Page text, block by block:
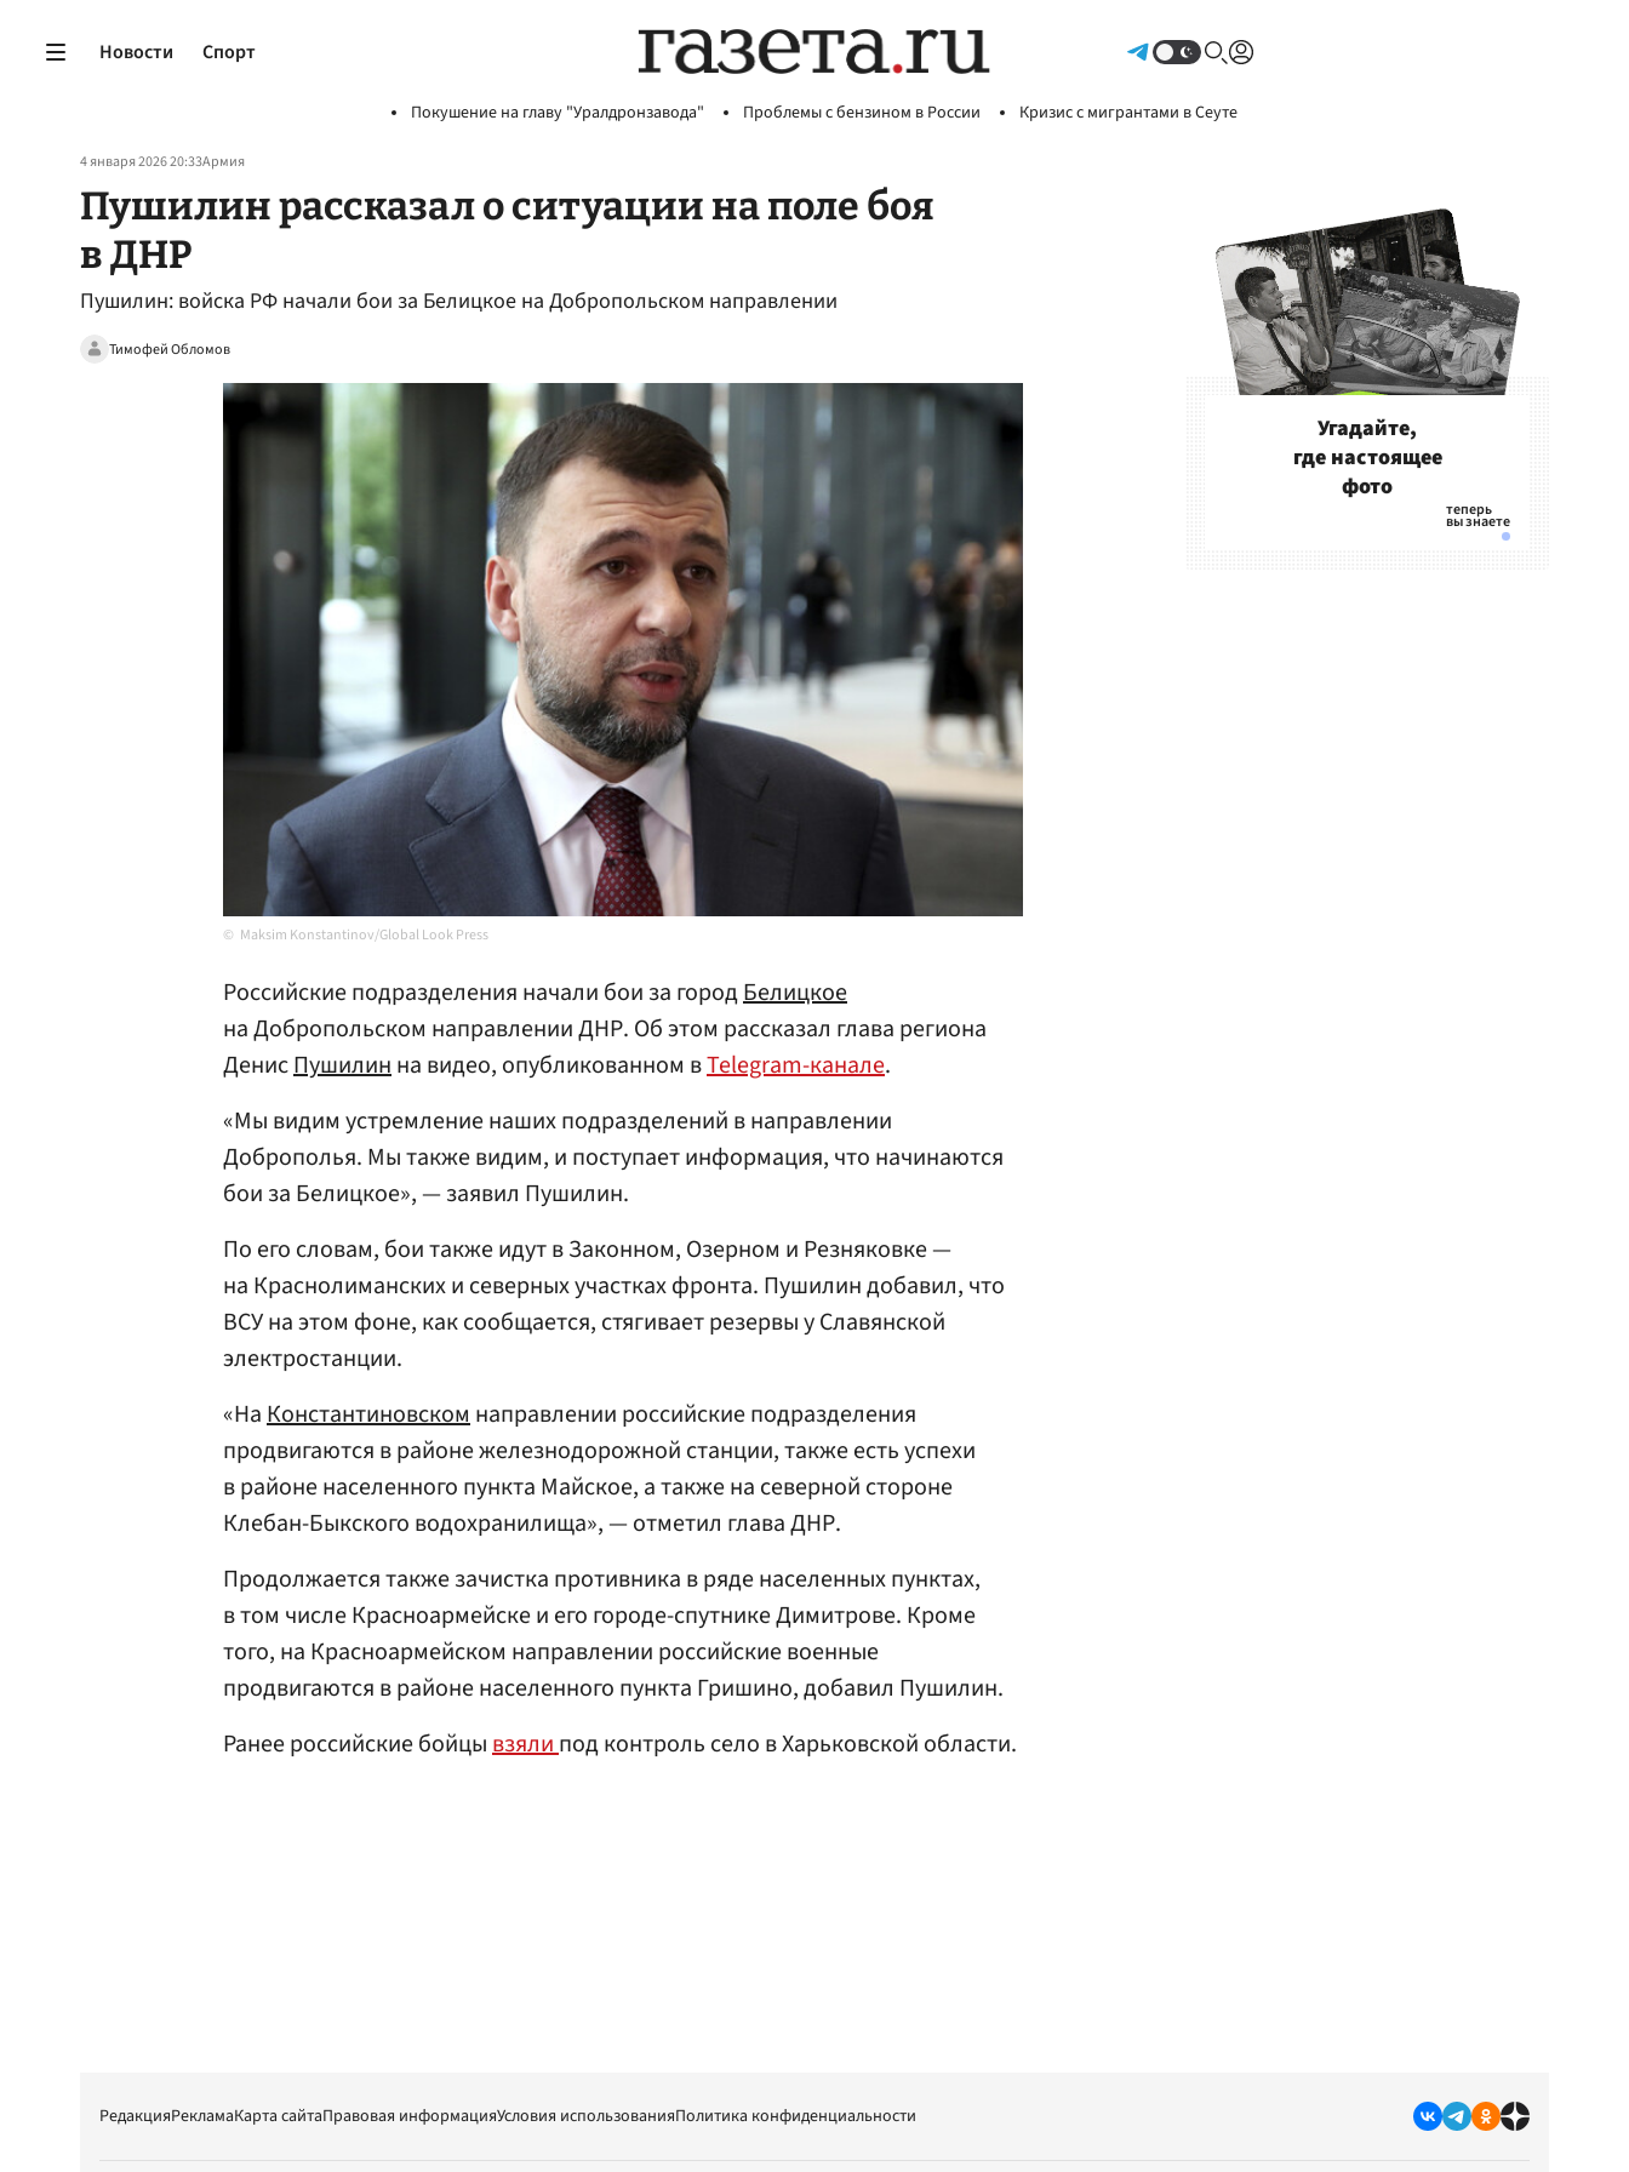
Новости Спорт
Покушение на главу "Уралдронзавода" Проблемы с бензином в России Кризис с мигрантами в Сеуте
4 января 2026 20:33Армия
Пушилин рассказал о ситуации на поле боя
в ДНР
Пушилин: войска РФ начали бои за Белицкое на Добропольском направлении
Тимофей Обломов
Maksim Konstantinov/Global Look Press
Российские подразделения начали бои за городБелицкое
на Добропольском направлении ДНР. Об этом рассказал глава региона
ДенисПушилинна видео, опубликованном вTelegram-канале.
«Мы видим устремление наших подразделений в направлении
Доброполья. Мы также видим, и поступает информация, что начинаются
бои за Белицкое», — заявил Пушилин.
По его словам, бои также идут в Законном, Озерном и Резняковке —
на Краснолиманских и северных участках фронта. Пушилин добавил, что
ВСУ на этом фоне, как сообщается, стягивает резервы у Славянской
электростанции.
«НаКонстантиновскомнаправлении российские подразделения
продвигаются в районе железнодорожной станции, также есть успехи
в районе населенного пункта Майское, а также на северной стороне
Клебан-Быкского водохранилища», — отметил глава ДНР.
Продолжается также зачистка противника в ряде населенных пунктах,
в том числе Красноармейске и его городе-спутнике Димитрове. Кроме
того, на Красноармейском направлении российские военные
продвигаются в районе населенного пункта Гришино, добавил Пушилин.
Ранее российские бойцывзялипод контроль село в Харьковской области.
Угадайте,
где настоящее
фото
РедакцияРекламаКарта сайтаПравовая информацияУсловия использованияПолитика конфиденциальности